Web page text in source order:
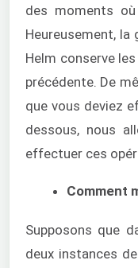
des moments
Heureusement,
Helm conserve
précédente. De
que vous deviez
dessous, nous
effectuer ces
Comment
Supposons que
deux instances